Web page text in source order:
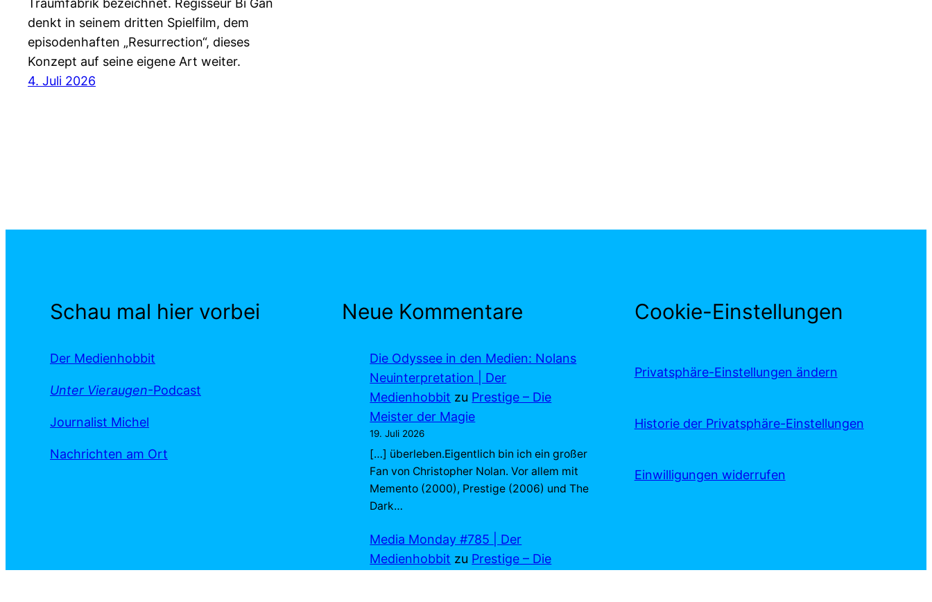
Traumfabrik bezeichnet. Regisseur Bi Gan
denkt in seinem dritten Spielfilm, dem
episodenhaften „Resurrection“, dieses
Konzept auf seine eigene Art weiter.
4. Juli 2026
Schau mal hier vorbei
Der Medienhobbit
Unter Vieraugen-Podcast
Journalist Michel
Nachrichten am Ort
Neue Kommentare
Die Odyssee in den Medien: Nolans
Neuinterpretation | Der
Medienhobbit zu Prestige – Die
Meister der Magie
19. Juli 2026
[…] überleben.Eigentlich bin ich ein großer
Fan von Christopher Nolan. Vor allem mit
Memento (2000), Prestige (2006) und The
Dark…
Media Monday #785 | Der
Medienhobbit zu Prestige – Die
Cookie-Einstellungen
Privatsphäre-Einstellungen ändern
Historie der Privatsphäre-Einstellungen
Einwilligungen widerrufen